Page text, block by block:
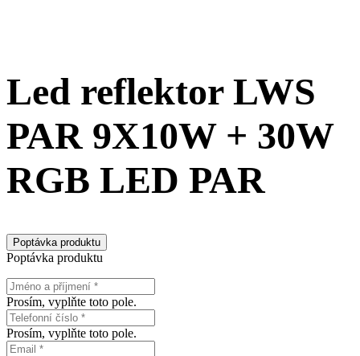
Led reflektor LWS
PAR 9X10W + 30W
RGB LED PAR
Poptávka produktu
Poptávka produktu
Prosím, vyplňte toto pole.
Prosím, vyplňte toto pole.